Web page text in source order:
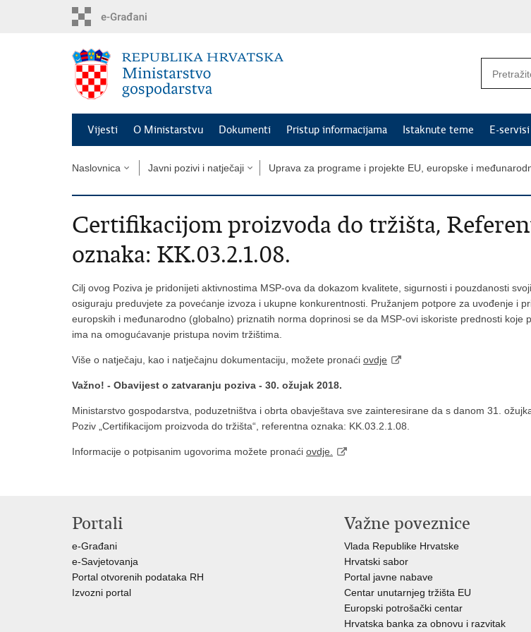
Vijesti O Ministarstvu Dokumenti Pristup informacijama Istaknute teme E-servisi
Naslovnica Javni pozivi i natječaji Uprava za programe i projekte EU, europske i
Certifikacijom proizvoda do tržišta,
oznaka: KK.03.2.1.08.
Cilj ovog Poziva je pridonijeti aktivnostima MSP-ova da dokazom kvalitete, sigurnosti i pouzdanosti
osiguraju preduvjete za povećanje izvoza i ukupne konkurentnosti. Pružanjem potpore za uvođenje i
europskih i međunarodno (globalno) priznatih norma doprinosi se da MSP-ovi iskoriste prednosti koje
ima na omogućavanje pristupa novim tržištima.
Više o natječaju, kao i natječajnu dokumentaciju, možete pronaći ovdje
Važno! - Obavijest o zatvaranju poziva - 30. ožujak 2018.
Ministarstvo gospodarstva, poduzetništva i obrta obavještava sve zainteresirane da s danom 31.
Poziv „Certifikacijom proizvoda do tržišta“, referentna oznaka: KK.03.2.1.08.
Informacije o potpisanim ugovorima možete pronaći ovdje.
Portali
e-Građani
e-Savjetovanja
Portal otvorenih podataka RH
Izvozni portal
Važne poveznice
Vlada Republike Hrvatske
Hrvatski sabor
Portal javne nabave
Centar unutarnjeg tržišta EU
Europski potrošački centar
Hrvatska banka za obnovu i razvitak